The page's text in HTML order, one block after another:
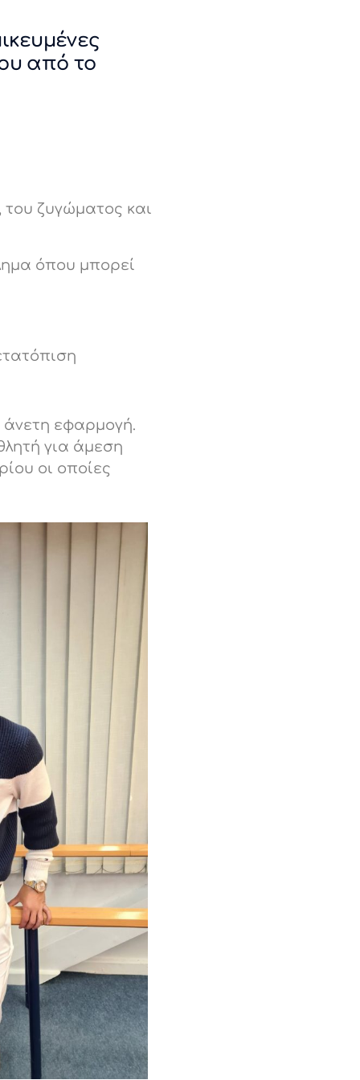
από το
ζυγώματος και
όπου μπορεί
εφαρμογή.
για άμεση
οι οποίες